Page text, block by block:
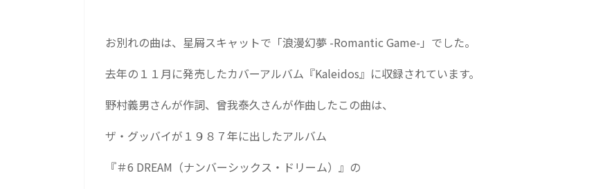
お別れの曲は、星屑スキャットで「浪漫幻夢 -Romantic Game- 」でした。
去年の１１月に発売したカバーアルバム『Kaleidos』に収録されています。
野村義男さんが作詞、曾我泰久さんが作曲したこの曲は、
ザ・グッバイが１９８７年に出したアルバム
『＃6 DREAM（ナンバーシックス・ドリーム）』の